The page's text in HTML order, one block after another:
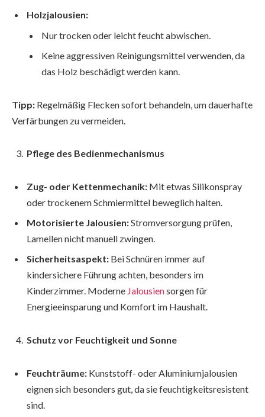
Holzjalousien:
Nur trocken oder leicht feucht abwischen.
Keine aggressiven Reinigungsmittel verwenden, da
das Holz beschädigt werden kann.
Tipp: Regelmäßig Flecken sofort behandeln, um dauerhafte
Verfärbungen zu vermeiden.
Pflege des Bedienmechanismus
Zug- oder Kettenmechanik: Mit etwas Silikonspray
oder trockenem Schmiermittel beweglich halten.
Motorisierte Jalousien:Stromversorgung prüfen,
Lamellen nicht manuell zwingen.
Sicherheitsaspekt: Bei Schnüren immer auf
kindersichere Führung achten, besonders im
Kinderzimmer. Moderne Jalousiensorgen für
Energieeinsparung und Komfort im Haushalt.
Schutz vor Feuchtigkeit und Sonne
Feuchträume: Kunststoff- oder Aluminiumjalousien
eignen sich besonders gut, da sie feuchtigkeitsresistent
sind.